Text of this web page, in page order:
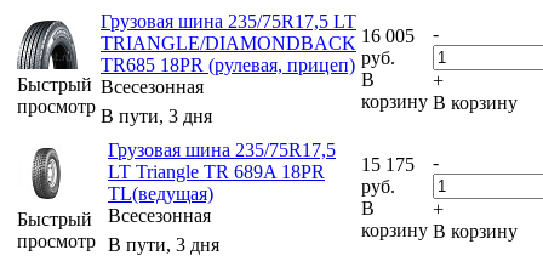
Быстрый
просмотр
Грузовая шина 235/75R17,5 LT
TRIANGLE/DIAMONDBACK
TR685 18PR (рулевая, прицеп)
Всесезонная
В пути, 3 дня
16 005
руб.
В
корзину
-
+
В корзину
Быстрый
просмотр
Грузовая шина 235/75R17,5
LT Triangle TR 689A 18PR
TL(ведущая)
Всесезонная
В пути, 3 дня
15 175
руб.
В
корзину
-
+
В корзину